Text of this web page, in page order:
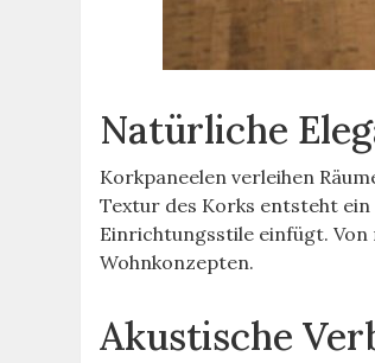
Natürliche
Korkpaneelen verleihen
Textur des Korks entsteht
Einrichtungsstile einfügt. Von
Wohnkonzepten.
Akustische